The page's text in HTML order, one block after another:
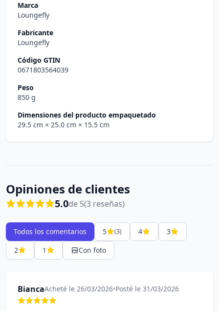
Marca
Loungefly
Fabricante
Loungefly
Código GTIN
0671803564039
Peso
850 g
Dimensiones del producto empaquetado
29.5 cm × 25.0 cm × 15.5 cm
Opiniones de clientes
5.0de 5(3 reseñas)
Todos los comentarios 5 (3) 4
3
2
1 Con foto
BiancaAcheté le 26/03/2026•Posté le 31/03/2026